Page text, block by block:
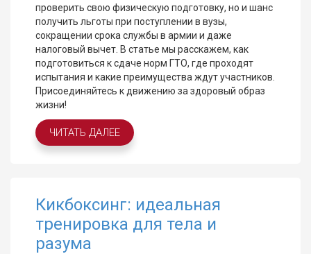
проверить свою физическую подготовку, но и шанс
получить льготы при поступлении в вузы,
сокращении срока службы в армии и даже
налоговый вычет. В статье мы расскажем, как
подготовиться к сдаче норм ГТО, где проходят
испытания и какие преимущества ждут участников.
Присоединяйтесь к движению за здоровый образ
жизни!
ЧИТАТЬ ДАЛЕЕ
Кикбоксинг: идеальная
тренировка для тела и
разума